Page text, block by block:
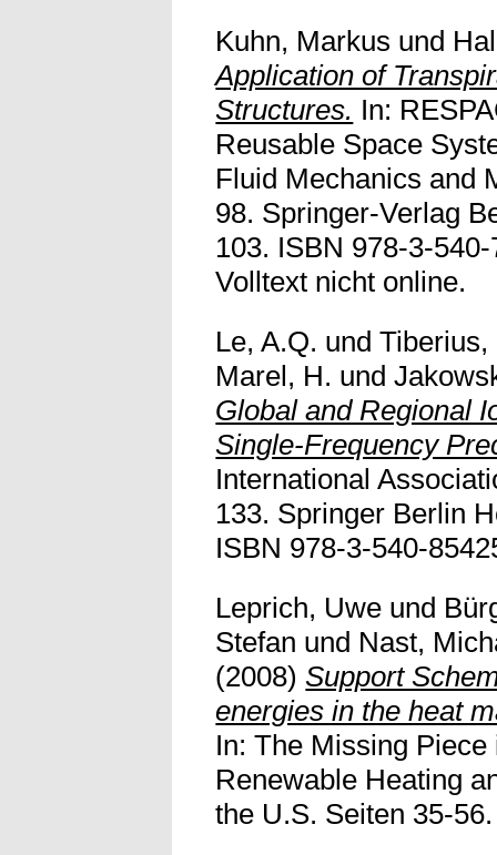
Kuhn, Markus und
Application of
Structures. In:
Reusable Space
Fluid Mechanics and
98. Springer-Verlag
103. ISBN 978-3-
Volltext nicht online.
Le, A.Q. und
Marel, H. und
Global and Regional
Single-Frequency
International
133. Springer Berlin
ISBN 978-3-540-
Leprich, Uwe und
Stefan und Nast,
(2008)Support
energies in the heat
In: The Missing
Renewable Heating
the U.S. Seiten 35-